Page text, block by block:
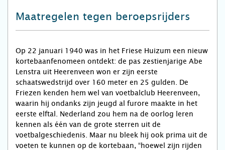
Maatregelen tegen beroepsrijders
Op 22 januari 1940 was in het Friese Huizum een nieuw
kortebaanfenomeen ontdekt: de pas zestienjarige Abe
Lenstra uit Heerenveen won er zijn eerste
schaatswedstrijd over 160 meter en 25 gulden. De
Friezen kenden hem wel van voetbalclub Heerenveen,
waarin hij ondanks zijn jeugd al furore maakte in het
eerste elftal. Nederland zou hem na de oorlog leren
kennen als één van de grote sterren uit de
voetbalgeschiedenis. Maar nu bleek hij ook prima uit de
voeten te kunnen op de kortebaan, “hoewel zijn rijden